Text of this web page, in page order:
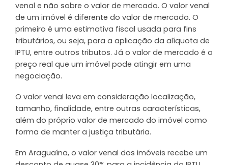
venal e não sobre o valor de mercado. O valor venal
de um imóvel é diferente do valor de mercado. O
primeiro é uma estimativa fiscal usada para fins
tributários, ou seja, para a aplicação da alíquota de
IPTU, entre outros tributos. Já o valor de mercado é o
preço real que um imóvel pode atingir em uma
negociação.
O valor venal leva em consideração localização,
tamanho, finalidade, entre outras características,
além do próprio valor de mercado do imóvel como
forma de manter a justiça tributária.
Em Araguaína, o valor venal dos imóveis recebe um